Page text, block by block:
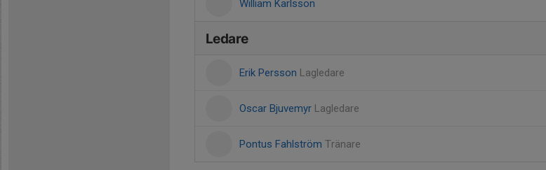
William Karlsson
Ledare
Erik Persson Lagledare
Oscar Bjuvemyr Lagledare
Pontus Fahlström Tränare